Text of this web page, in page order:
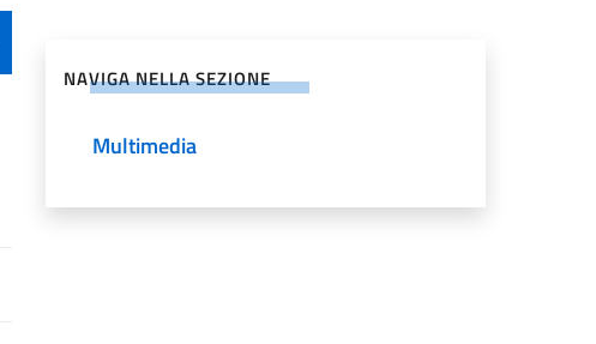
NAVIGA NELLA SEZIONE
Multimedia